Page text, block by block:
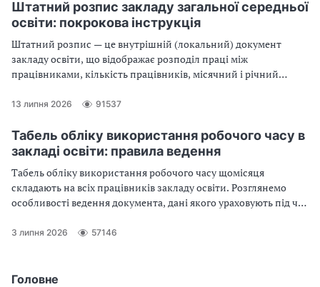
Головне
розвитку
Штатний розпис закладу загальної середньої
освіти: покрокова інструкція
Штатний розпис — це внутрішній (локальний) документ
закладу освіти, що відображає розподіл праці між
працівниками, кількість працівників, місячний і річний
13 липня 2026 91537
Табель обліку використання робочого часу в
закладі освіти: правила ведення
Табель обліку використання робочого часу щомісяця
складають на всіх працівників закладу освіти. Розглянемо
особливості ведення документа, дані якого ураховують під час
статистичних спостережень
3 липня 2026 57146